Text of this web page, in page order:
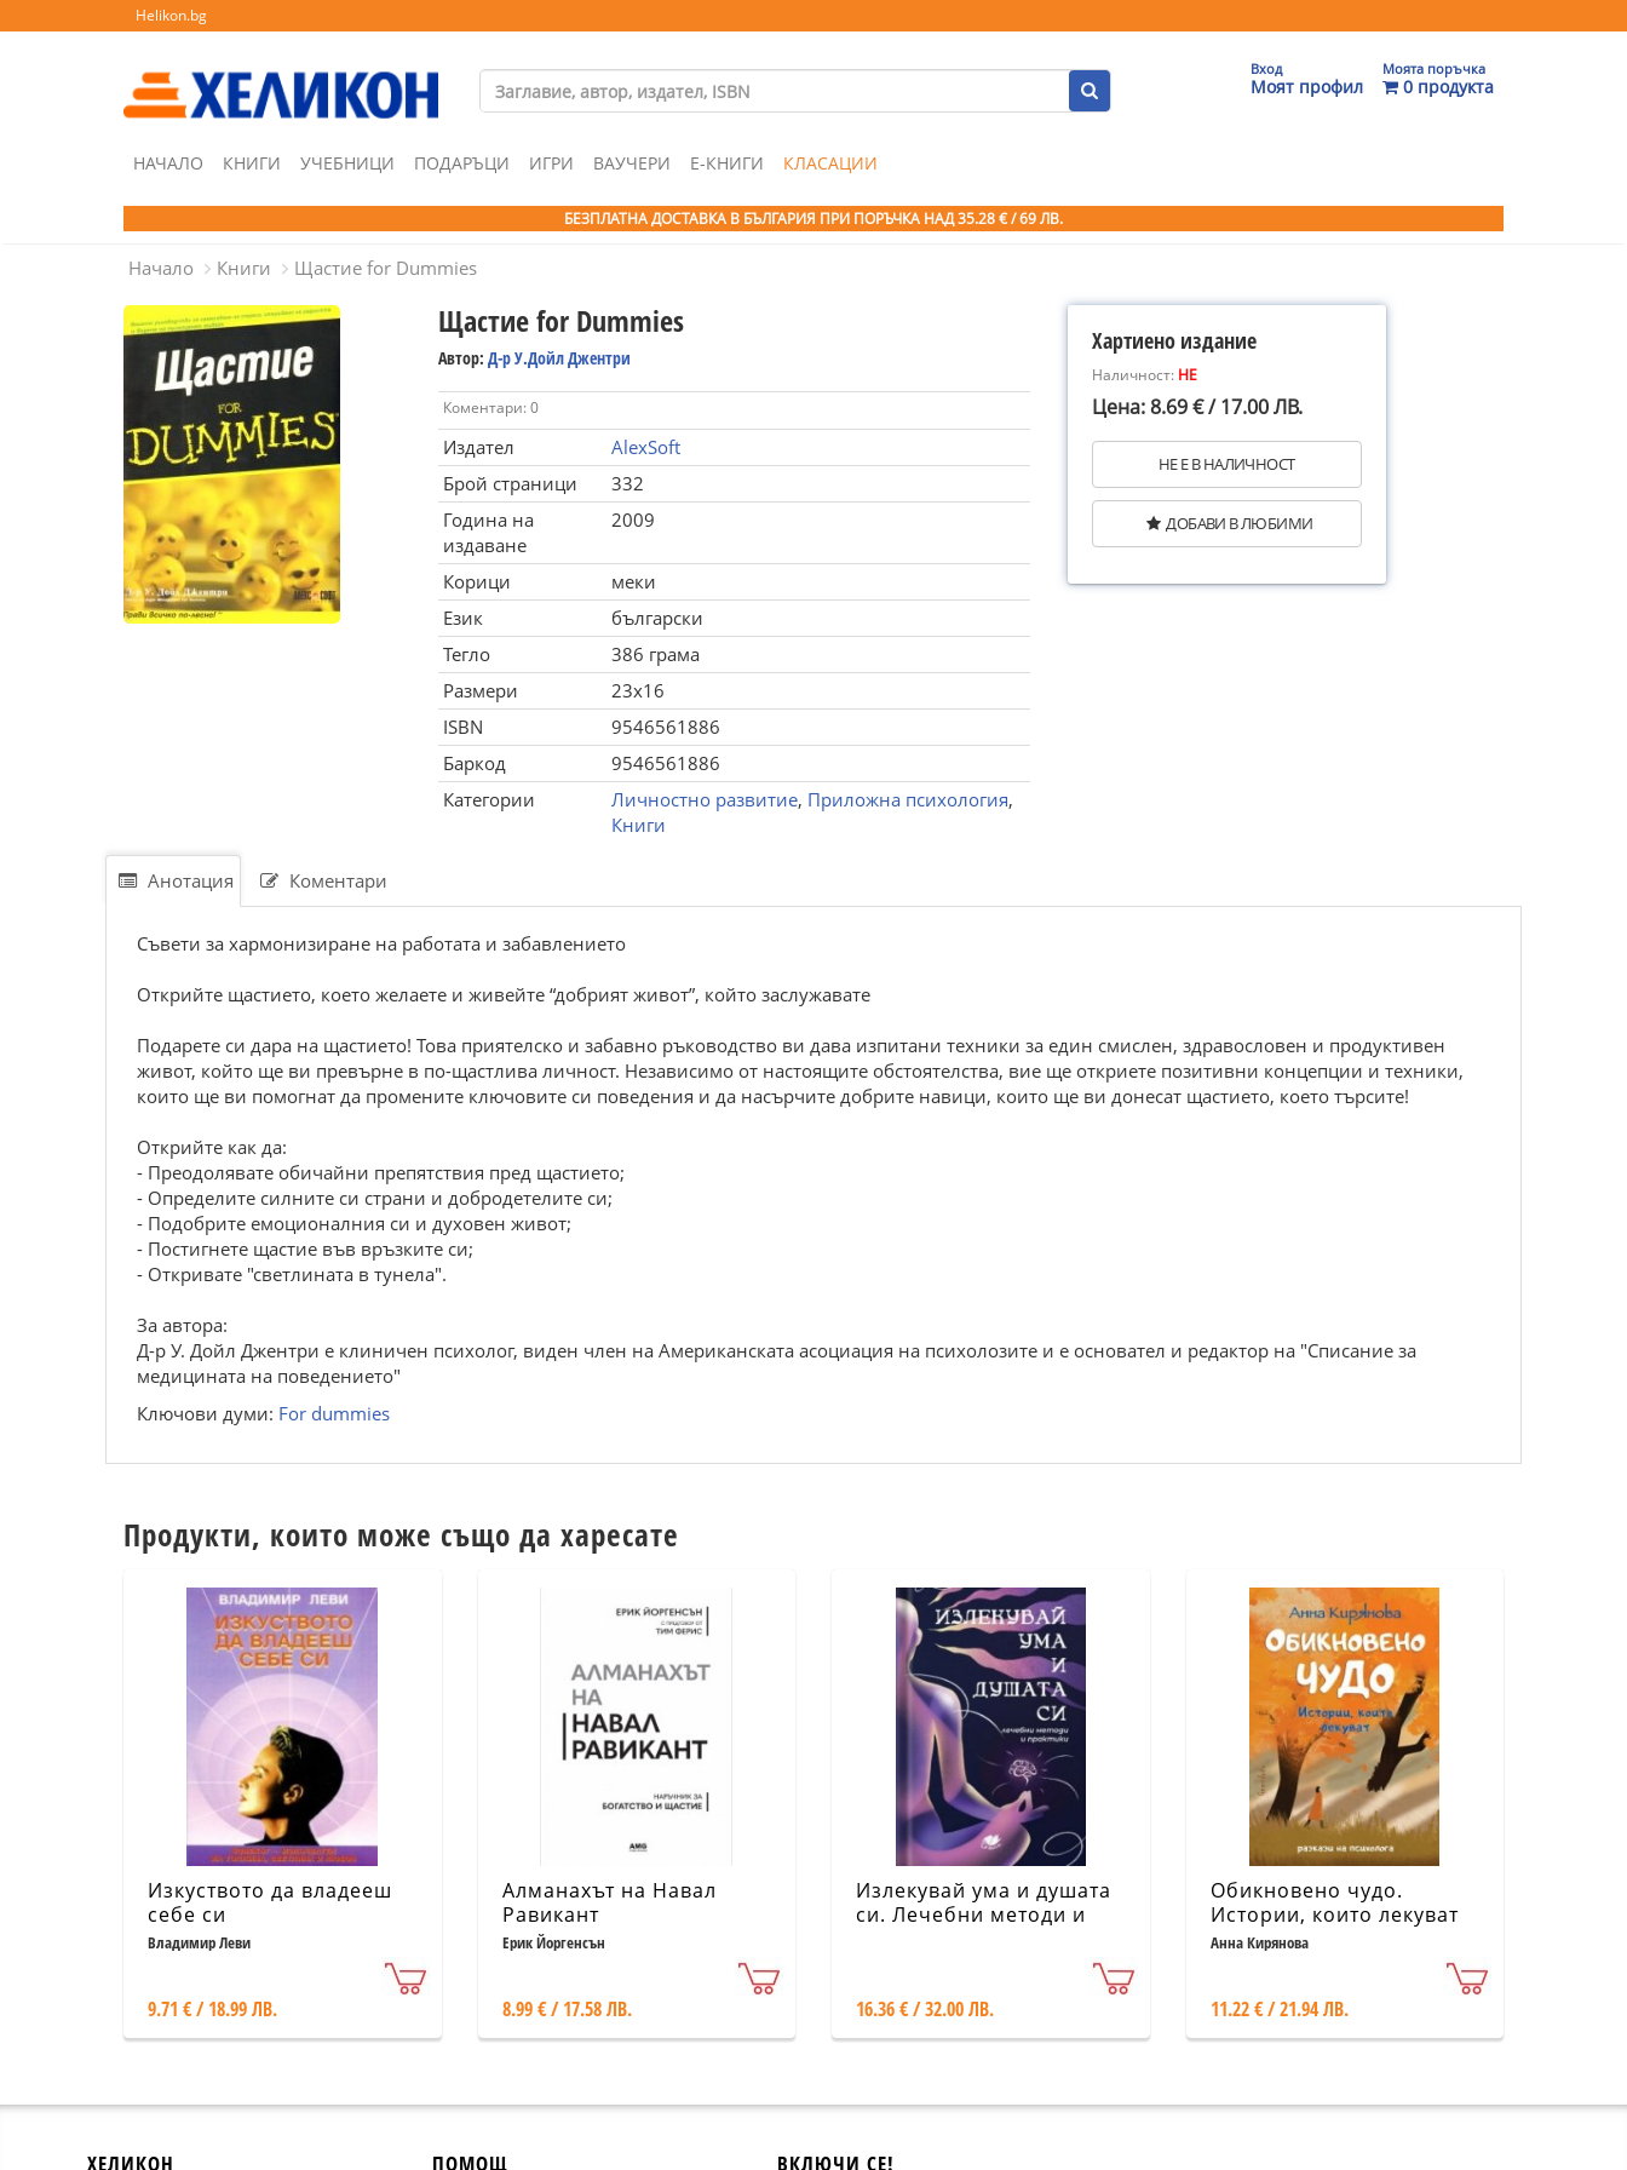
Helikon.bg
Вход
Моят профил
Моята поръчка
0 продукта
НАЧАЛО КНИГИ УЧЕБНИЦИ ПОДАРЪЦИ ИГРИ ВАУЧЕРИ Е-КНИГИ КЛАСАЦИИ
БЕЗПЛАТНА ДОСТАВКА В БЪЛГАРИЯ ПРИ ПОРЪЧКА НАД 35.28 € / 69 ЛВ.
Начало Книги Щастие for Dummies
Щастие for Dummies
Автор: Д-р У.Дойл Джентри
Коментари: 0
Издател
AlexSoft
Брой страници
332
Година на
издаване
2009
Корици
меки
Език
български
Тегло
386 грама
Размери
23x16
ISBN
9546561886
Баркод
9546561886
Категории
Личностно развитие, Приложна психология,
Книги
Хартиено издание
Наличност: НЕ
Цена: 8.69 € / 17.00 ЛВ.
НЕ Е В НАЛИЧНОСТ
ДОБАВИ В ЛЮБИМИ
Анотация Коментари
Съвети за хармонизиране на работата и забавлението
Открийте щастието, което желаете и живейте “добрият живот”, който заслужавате
Подарете си дара на щастието! Това приятелско и забавно ръководство ви дава изпитани техники за един смислен, здравословен и продуктивен
живот, който ще ви превърне в по-щастлива личност. Независимо от настоящите обстоятелства, вие ще откриете позитивни концепции и техники,
които ще ви помогнат да промените ключовите си поведения и да насърчите добрите навици, които ще ви донесат щастието, което търсите!
Открийте как да:
- Преодолявате обичайни препятствия пред щастието;
- Определите силните си страни и добродетелите си;
- Подобрите емоционалния си и духовен живот;
- Постигнете щастие във връзките си;
- Откривате "светлината в тунела".
За автора:
Д-р У. Дойл Джентри е клиничен психолог, виден член на Американската асоциация на психолозите и е основател и редактор на "Списание за
медицината на поведението"
Ключови думи: For dummies
Продукти, които може също да харесате
Изкуството да владееш
себе си
Владимир Леви
9.71 € / 18.99 ЛВ.
Алманахът на Навал
Равикант
Ерик Йоргенсън
8.99 € / 17.58 ЛВ.
Излекувай ума и душата
си. Лечебни методи и
16.36 € / 32.00 ЛВ.
Обикновено чудо.
Истории, които лекуват
Анна Кирянова
11.22 € / 21.94 ЛВ.
ХЕЛИКОН ПОМОЩ ВКЛЮЧИ СЕ!